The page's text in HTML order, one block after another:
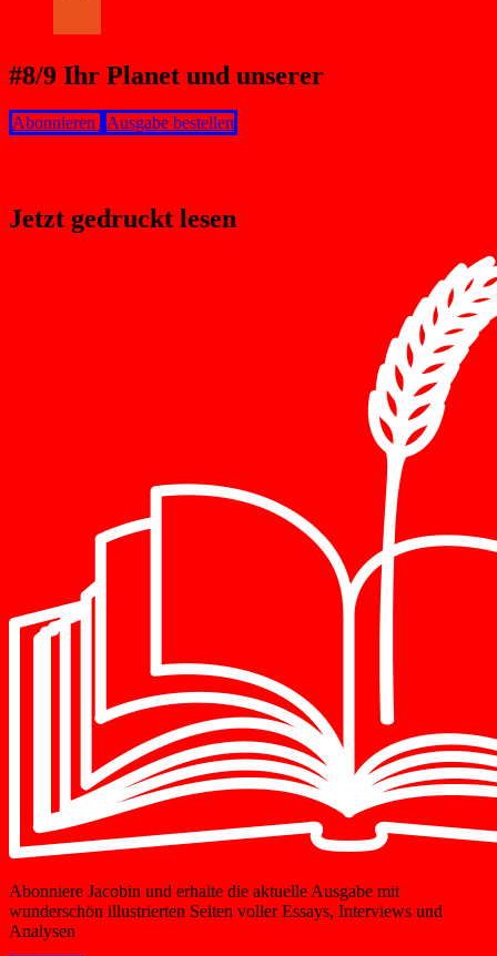
#8/9 Ihr Planet und unserer
Abonnieren Ausgabe bestellen
Jetzt gedruckt lesen
Abonniere Jacobin und erhalte die aktuelle Ausgabe mit
wunderschön illustrierten Seiten voller Essays, Interviews und
Analysen